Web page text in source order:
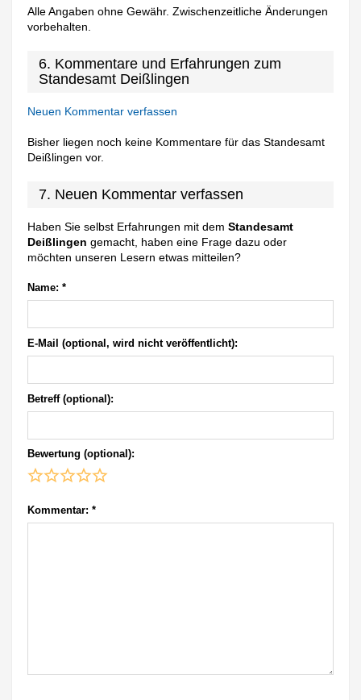
Alle Angaben ohne Gewähr. Zwischenzeitliche Änderungen
vorbehalten.
6. Kommentare und Erfahrungen zum
Standesamt Deißlingen
Neuen Kommentar verfassen
Bisher liegen noch keine Kommentare für das Standesamt
Deißlingen vor.
7. Neuen Kommentar verfassen
Haben Sie selbst Erfahrungen mit demStandesamt
Deißlingen gemacht, haben eine Frage dazu oder
möchten unseren Lesern etwas mitteilen?
Name: *
E-Mail (optional, wird nicht veröffentlicht):
Betreff (optional):
Bewertung (optional):
Kommentar: *